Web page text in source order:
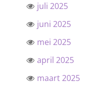
juli 2025
juni 2025
mei 2025
april 2025
maart 2025